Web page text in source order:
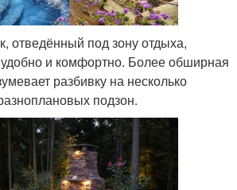
отведённый под зону отдыха,
и комфортно. Более обширная
разбивку на несколько
подзон.